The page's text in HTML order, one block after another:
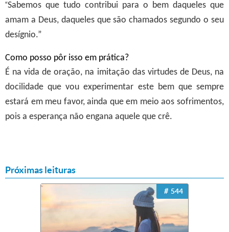
“Sabemos que tudo contribui para o bem daqueles que
amam a Deus, daqueles que são chamados segundo o seu
desígnio.”
Como posso pôr isso em prática?
É na vida de oração, na imitação das virtudes de Deus, na
docilidade que vou experimentar este bem que sempre
estará em meu favor, ainda que em meio aos sofrimentos,
pois a esperança não engana aquele que crê.
Próximas leituras
544